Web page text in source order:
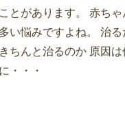
ことがあります。 赤ち
多い悩みですよね。 治
きちんと治るのか 原因
に・・・